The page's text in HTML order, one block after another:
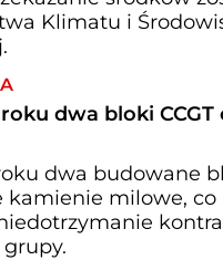
Klimatu i
dwa bloki
dwa budowane
kamienie milowe,